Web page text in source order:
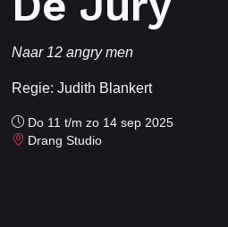
Naar 12 angry men
Regie: Judith Blankert
Do 11 t/m zo 14 sep 2025
Drang Studio